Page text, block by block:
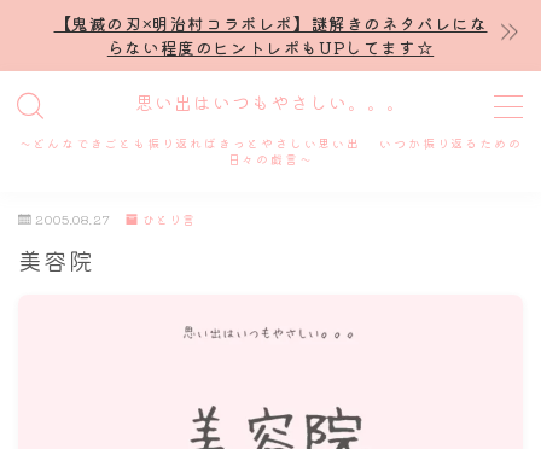
【鬼滅の刃×明治村コラボレポ】謎解きのネタバレにな
らない程度のヒントレポもUPしてます☆
思い出はいつもやさしい。。。
～どんなできごとも振り返ればきっとやさしい思い出 いつか振り返るための
日々の戯言～
MENU
プロフィール
2005.08.27 ひとり言
美容院